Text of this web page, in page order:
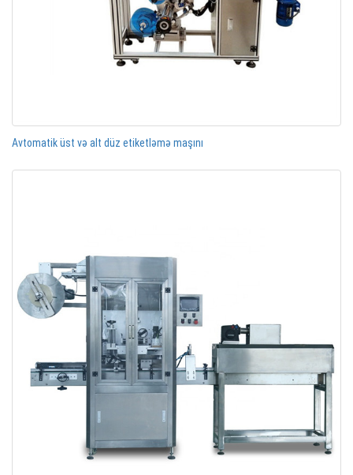
Avtomatik üst və alt düz etiketləmə maşını